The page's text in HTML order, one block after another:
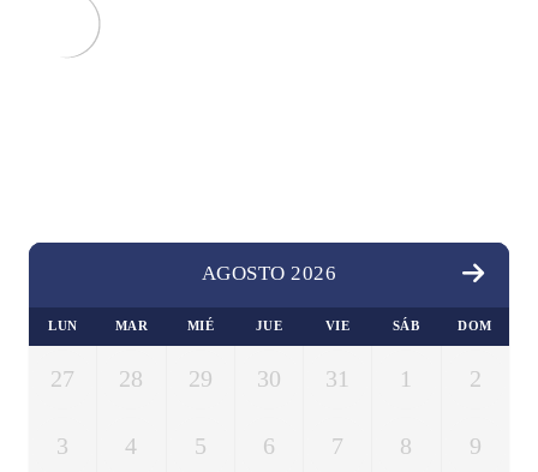
AGOSTO 2026
LUN MAR MIÉ JUE VIE SÁB DOM
27 28 29 30 31 1 2
3 4 5 6 7 8 9